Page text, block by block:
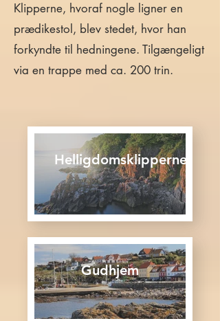
Klipperne, hvoraf nogle ligner en
prædikestol, blev stedet, hvor han
forkyndte til hedningene. Tilgængeligt
via en trappe med ca. 200 trin.
Helligdomsklipperne
Gudhjem